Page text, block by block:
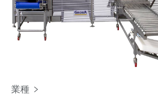
業種